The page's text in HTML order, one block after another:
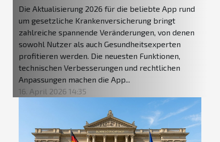
Die Aktualisierung 2026 für die beliebte App rund
um gesetzliche Krankenversicherung bringt
zahlreiche spannende Veränderungen, von denen
sowohl Nutzer als auch Gesundheitsexperten
profitieren werden. Die neuesten Funktionen,
technischen Verbesserungen und rechtlichen
Anpassungen machen die App...
16. April 2026 14:35